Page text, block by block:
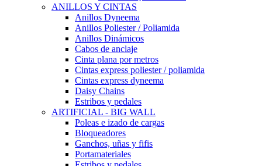
ANILLOS Y CINTAS
Anillos Dyneema
Anillos Poliester / Poliamida
Anillos Dinámicos
Cabos de anclaje
Cinta plana por metros
Cintas express poliester / poliamida
Cintas express dyneema
Daisy Chains
Estribos y pedales
ARTIFICIAL - BIG WALL
Poleas e izado de cargas
Bloqueadores
Ganchos, uñas y fifis
Portamateriales